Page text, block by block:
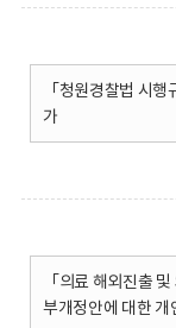
「청원경찰법 시
가
「의료 해외진출
부개정안에 대한 개